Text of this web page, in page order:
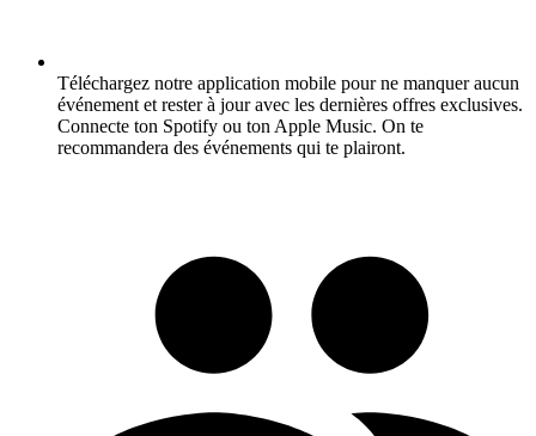
Téléchargez notre application mobile pour ne manquer aucun
événement et rester à jour avec les dernières offres exclusives.
Connecte ton Spotify ou ton Apple Music. On te
recommandera des événements qui te plairont.